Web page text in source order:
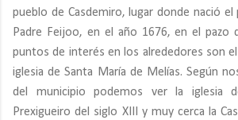
pueblo de Casdemiro, lugar donde nació el
Padre Feijoo, en el año 1676, en el pazo
puntos de interés en los alrededores son
iglesia de Santa María de Melías. Según
del municipio podemos ver la iglesia
Prexigueiro del siglo XIII y muy cerca la